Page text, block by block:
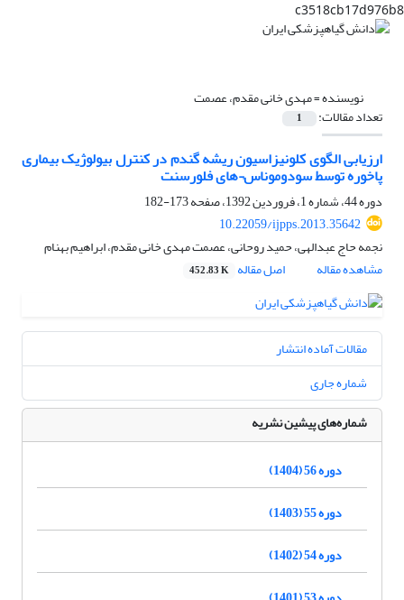
c3518cb17d976b8
نویسنده =مهدی خانی مقدم، عصمت
تعداد مقالات: 1
ارزیابی الگوی کلونیزاسیون ریشه گندم در کنترل بیولوژیک بیماری
پاخوره توسط سودوموناس¬های فلورسنت
دوره 44، شماره 1، فروردین 1392، صفحه
173-182
10.22059/ijpps.2013.35642
نجمه حاج عبدالهی، حمید روحانی، عصمت مهدی خانی مقدم، ابراهیم بهنام
مشاهده مقاله
اصل مقاله 452.83 K
مقالات آماده انتشار
شماره جاری
شماره‌های پیشین نشریه
دوره 56 (1404)
دوره 55 (1403)
دوره 54 (1402)